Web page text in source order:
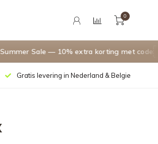
Sale — 10% extra korting met code
0
Gratis levering in Nederland & Belgie